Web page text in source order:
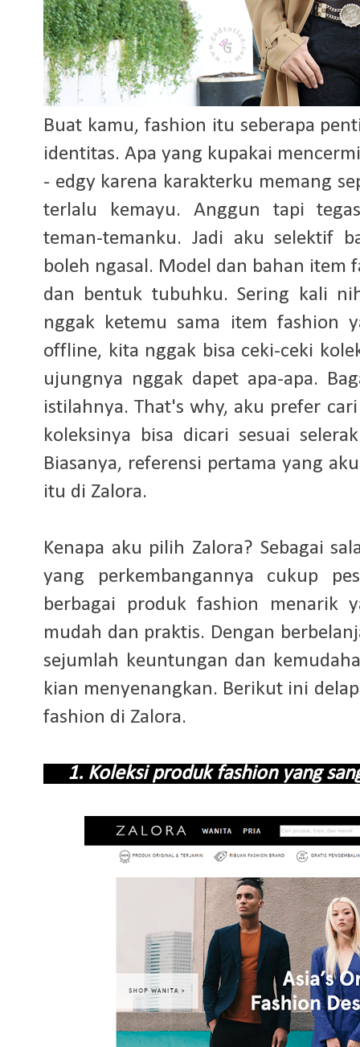
Buat kamu, fashion itu seberapa
identitas. Apa yang kupakai
- edgy karena karakterku memang
terlalu kemayu. Anggun tapi
teman-temanku. Jadi aku selektif
boleh ngasal. Model dan bahan item
dan bentuk tubuhku. Sering kali
nggak ketemu sama item fashion
offline, kita nggak bisa ceki-ceki
ujungnya nggak dapet apa-apa.
istilahnya. That's why, aku prefer
koleksinya bisa dicari sesuai
Biasanya, referensi pertama yang
itu di Zalora.
Kenapa aku pilih Zalora? Sebagai
yang perkembangannya cukup
berbagai produk fashion menarik
mudah dan praktis. Dengan
sejumlah keuntungan dan
kian menyenangkan. Berikut ini
fashion di Zalora.
1. Koleksi produk fashion yang